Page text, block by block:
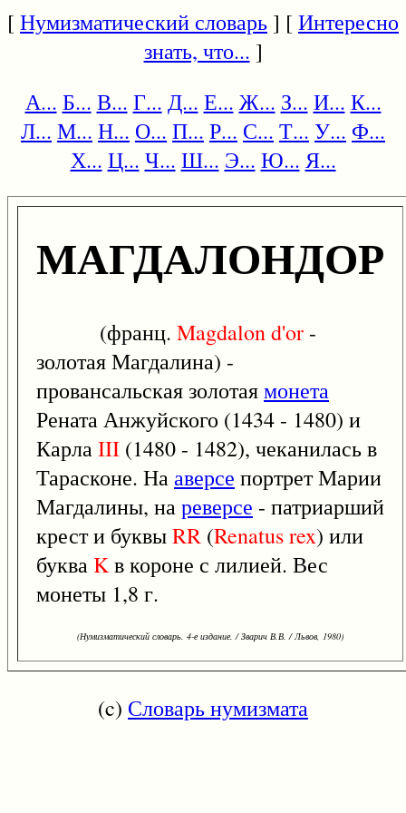
[Нумизматический словарь] [Интересно
знать, что... ]
А... Б... В... Г... Д... Е... Ж... З... И... К...
Л... М... Н... О... П... Р... С... Т... У... Ф...
Х... Ц... Ч... Ш... Э... Ю... Я...
МАГДАЛОНДОР
(франц. Magdalond'or -
золотая Магдалина) -
провансальская золотаямонета
Рената Анжуйского (1434 - 1480) и
КарлаIII (1480 - 1482), чеканилась в
Тарасконе. Нааверсе портрет Марии
Магдалины, нареверсе - патриарший
крест и буквыRR (Renatusrex) или
буква Kв короне с лилией. Вес
монеты 1,8 г.
(Нумизматический словарь. 4-е издание. / Зварич В.В. / Львов, 1980)
(c) Словарь нумизмата